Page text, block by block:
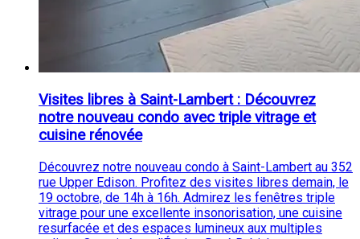
Visites libres à Saint-Lambert : Découvrez
notre nouveau condo avec triple vitrage et
cuisine rénovée
Découvrez notre nouveau condo à Saint-Lambert au 352
rue Upper Edison. Profitez des visites libres demain, le
19 octobre, de 14h à 16h. Admirez les fenêtres triple
vitrage pour une excellente insonorisation, une cuisine
resurfacée et des espaces lumineux aux multiples